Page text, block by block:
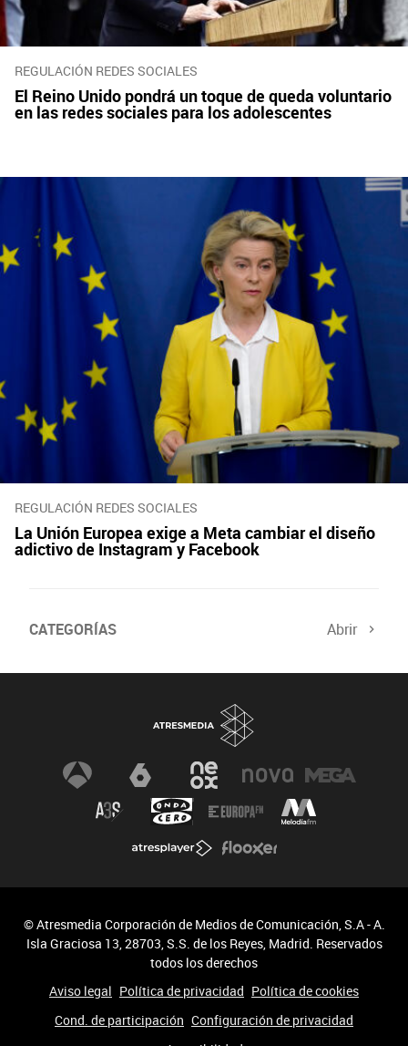
REGULACIÓN REDES SOCIALES
El Reino Unido pondrá un toque de queda voluntario
en las redes sociales para los adolescentes
REGULACIÓN REDES SOCIALES
La Unión Europea exige a Meta cambiar el diseño
adictivo de Instagram y Facebook
CATEGORÍAS Abrir
Comité de Expertos Curso verificación digital
Newsletter
© Atresmedia Corporación de Medios de Comunicación, S.A - A.
Isla Graciosa 13, 28703, S.S. de los Reyes, Madrid. Reservados
todos los derechos
Aviso legal Política de privacidad Política de cookies
Cond. de participación Configuración de privacidad